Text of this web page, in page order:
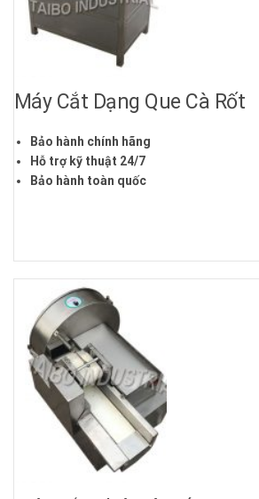
Máy Cắt Dạng Que Cà Rốt
Bảo hành chính hãng
Hỗ trợ kỹ thuật 24/7
Bảo hành toàn quốc